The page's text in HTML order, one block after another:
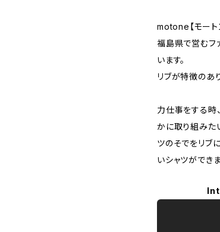
motone【モート
福島県で営むフ
います。
リブが特徴のあ
力仕事をする時
かに取り組みた
ツのそでをリブ
いシャツができま